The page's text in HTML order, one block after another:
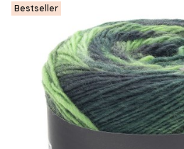
Bestseller